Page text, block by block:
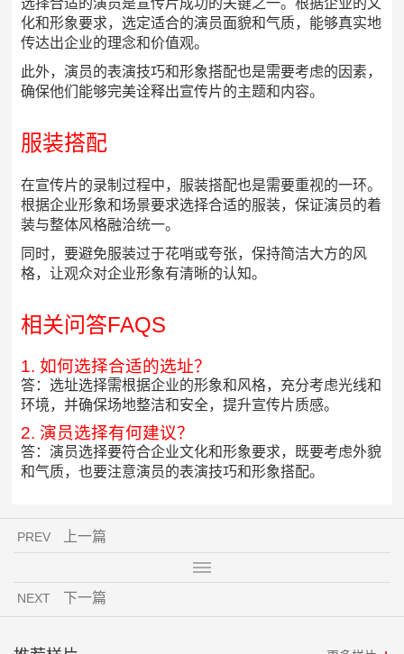
选择合适的演员是宣传片成功的关键之一。根据企业的文
化和形象要求，选定适合的演员面貌和气质，能够真实地
传达出企业的理念和价值观。
此外，演员的表演技巧和形象搭配也是需要考虑的因素，
确保他们能够完美诠释出宣传片的主题和内容。
服装搭配
在宣传片的录制过程中，服装搭配也是需要重视的一环。
根据企业形象和场景要求选择合适的服装，保证演员的着
装与整体风格融洽统一。
同时，要避免服装过于花哨或夸张，保持简洁大方的风
格，让观众对企业形象有清晰的认知。
相关问答FAQS
1. 如何选择合适的选址？
答：选址选择需根据企业的形象和风格，充分考虑光线和
环境，并确保场地整洁和安全，提升宣传片质感。
2. 演员选择有何建议？
答：演员选择要符合企业文化和形象要求，既要考虑外貌
和气质，也要注意演员的表演技巧和形象搭配。
PREV 上一篇
NEXT 下一篇